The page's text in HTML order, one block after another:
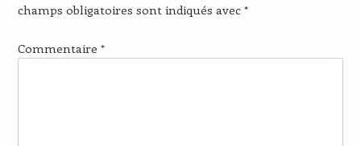
champs obligatoires sont indiqués avec *
Commentaire *